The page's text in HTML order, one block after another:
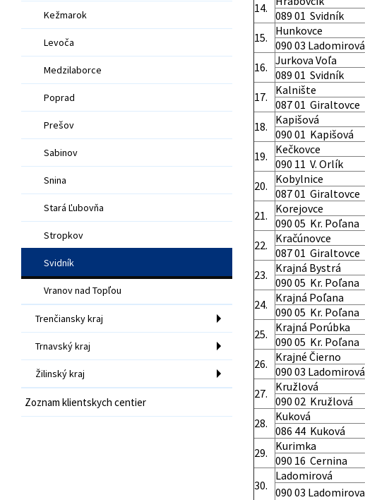
Kežmarok
Levoča
Medzilaborce
Poprad
Prešov
Sabinov
Snina
Stará Ľubovňa
Stropkov
Svidník
Vranov nad Topľou
Trenčiansky kraj
Trnavský kraj
Žilinský kraj
Zoznam klientskych centier
14.
089 01 Svidník
15.
Hunkovce
090 03 Ladomirová
16. Jurkova Voľa
089 01 Svidník
17.
Kalnište
087 01 Giraltovce
18.
Kapišová
090 01 Kapišová
19.
Kečkovce
090 11 V. Orlík
20.
Kobylnice
087 01 Giraltovce
21.
Korejovce
090 05 Kr. Poľana
22.
Kračúnovce
087 01 Giraltovce
23.
Krajná Bystrá
090 05 Kr. Poľana
24.
Krajná Poľana
090 05 Kr. Poľana
25.
Krajná Porúbka
090 05 Kr. Poľana
26.
Krajné Čierno
090 03 Ladomirová
27.
Kružlová
090 02 Kružlová
28.
Kuková
086 44 Kuková
29.
Kurimka
090 16 Cernina
30.
Ladomirová
090 03 Ladomirova